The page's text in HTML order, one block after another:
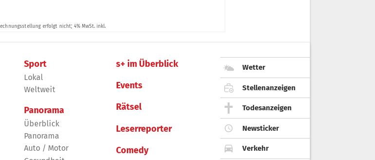
Sport
Lokal
Weltweit
Panorama
Überblick
Panorama
Auto / Motor
s+ im Überblick
Events
Rätsel
Leserreporter
Comedy
Wetter
Stellenanzeigen
Todesanzeigen
Newsticker
Verkehr